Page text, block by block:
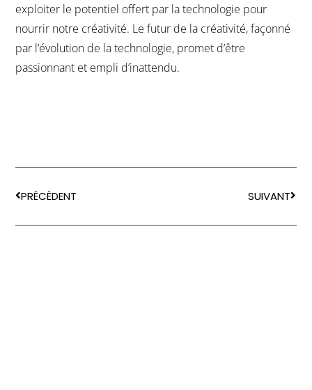
exploiter le potentiel offert par la technologie pour
nourrir notre créativité. Le futur de la créativité, façonné
par l’évolution de la technologie, promet d’être
passionnant et empli d’inattendu.
PRÉCÉDENT SUIVANT